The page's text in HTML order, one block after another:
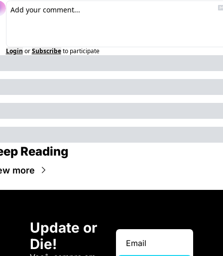
Login or Subscribe to participate
Reading
more
Update or
Die!